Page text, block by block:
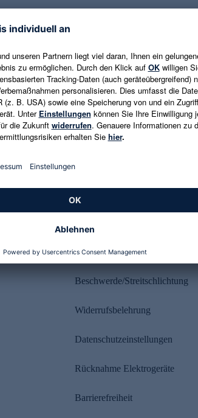
Trends,
jederzeit in
E-Mail-Adresse eingeben
Es gelten die Datenschutzrichtlinien
Rechtliches
Beschwerde/Streitschlichtung
Widerrufsbelehrung
Datenschutzeinstellungen
Rücknahme Elektrogeräte
Barrierefreiheit